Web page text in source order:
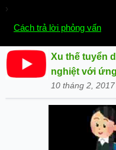
›
Cách trả lời phỏng vấn
Xu thế tuyển
nghiệt với
10 tháng 2, 2017